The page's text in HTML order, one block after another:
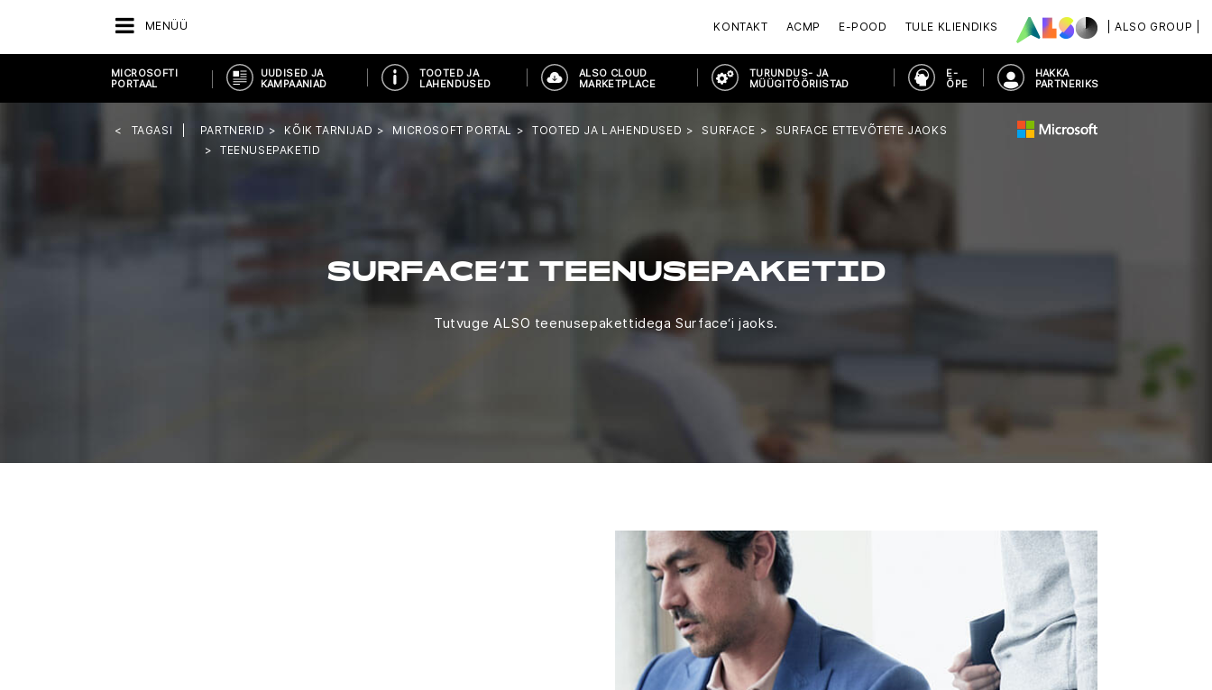
MENÜÜ | ALSO GROUP |
KONTAKT ACMP E-POOD TULE KLIENDIKS
MICROSOFTI
PORTAAL
UUDISED JA
KAMPAANIAD
TOOTED JA
LAHENDUSED
ALSO CLOUD
MARKETPLACE
TURUNDUS- JA
MÜÜGITÖÖRIISTAD
E-
ÕPE
HAKKA
PARTNERIKS
TAGASI PARTNERID KÕIK TARNIJAD MICROSOFT PORTAL TOOTED JA LAHENDUSED SURFACE
SURFACE ETTEVÕTETE JAOKS
TEENUSEPAKETID
SURFACE‘I TEENUSEPAKETID
Tutvuge ALSO teenusepakettidega Surface‘i jaoks.